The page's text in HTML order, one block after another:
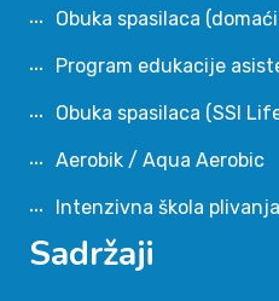
Obuka spasilaca
Program edukacije
Obuka spasilaca (SSI
Aerobik / Aqua Aerobic
Intenzivna škola plivanja
Sadržaji